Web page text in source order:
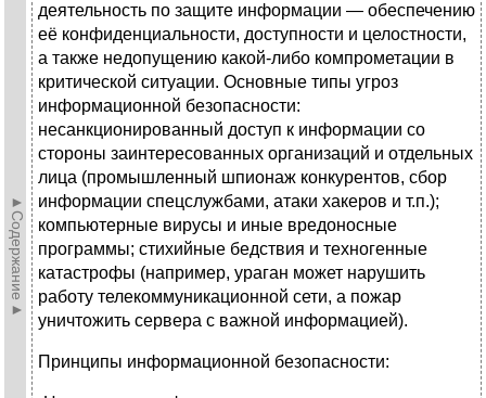
►Содержание►
деятельность по защите информации — обеспечению
её конфиденциальности, доступности и целостности,
а также недопущению какой-либо компрометации в
критической ситуации. Основные типы угроз
информационной безопасности:
несанкционированный доступ к информации со
стороны заинтересованных организаций и отдельных
лица (промышленный шпионаж конкурентов, сбор
информации спецслужбами, атаки хакеров и т.п.);
компьютерные вирусы и иные вредоносные
программы; стихийные бедствия и техногенные
катастрофы (например, ураган может нарушить
работу телекоммуникационной сети, а пожар
уничтожить сервера с важной информацией).
Принципы информационной безопасности: